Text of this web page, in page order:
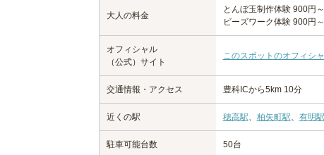
大人の料金
とんぼ玉制作体験 900円～
ビーズワーク体験 900円～
オフィシャル
（公式）サイト
このスポットのオフィシ
交通情報・アクセス 豊科ICから5km 10分
近くの駅 穂高駅、 柏矢町駅、 有明駅
駐車可能台数 50台